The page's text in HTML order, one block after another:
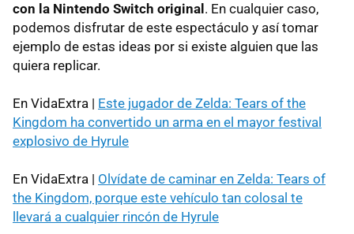
con la Nintendo Switch original . En cualquier caso,
podemos disfrutar de este espectáculo y así tomar
ejemplo de estas ideas por si existe alguien que las
quiera replicar.
En VidaExtra | Este jugador de Zelda: Tears of the
Kingdom ha convertido un arma en el mayor festival
explosivo de Hyrule
En VidaExtra | Olvídate de caminar en Zelda: Tears of
the Kingdom, porque este vehículo tan colosal te
llevará a cualquier rincón de Hyrule